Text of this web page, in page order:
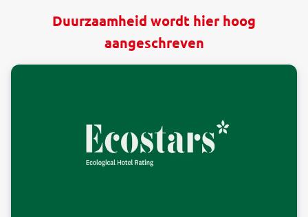
Duurzaamheid wordt hier hoog
aangeschreven